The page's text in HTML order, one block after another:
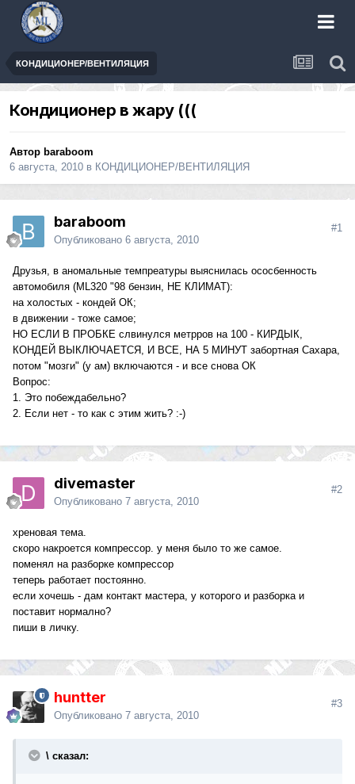
КОНДИЦИОНЕР/ВЕНТИЛЯЦИЯ
Кондиционер в жару (((
Автор baraboom
6 августа, 2010 в КОНДИЦИОНЕР/ВЕНТИЛЯЦИЯ
baraboom
Опубликовано 6 августа, 2010
#1
Друзья, в аномальные темпреатуры выяснилась ососбенность
автомобиля (ML320 "98 бензин, НЕ КЛИМАТ):
на холостых - кондей ОК;
в движении - тоже самое;
НО ЕСЛИ В ПРОБКЕ слвинулся метрров на 100 - КИРДЫК,
КОНДЕЙ ВЫКЛЮЧАЕТСЯ, И ВСЕ, НА 5 МИНУТ забортная Сахара,
потом "мозги" (у ам) включаются - и все снова ОК
Вопрос:
1. Это побеждабельно?
2. Если нет - то как с этим жить? :-)
divemaster
Опубликовано 7 августа, 2010
#2
хреновая тема.
скоро накроется компрессор. у меня было то же самое.
поменял на разборке компрессор
теперь работает постоянно.
если хочешь - дам контакт мастера, у которого и разборка и
поставит нормално?
пиши в личку.
huntter
Опубликовано 7 августа, 2010
#3
\ сказал: